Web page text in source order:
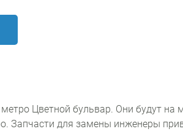
Цветной бульвар. Они будут на
Запчасти для замены инженеры